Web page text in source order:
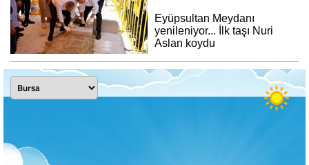
Eyüpsultan Meydanı
yenileniyor... İlk taşı Nuri
Aslan koydu